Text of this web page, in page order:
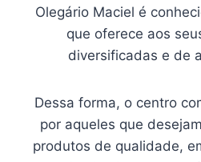
Olegário Maciel é
que oferece aos
diversificadas e de
Dessa forma, o centro
por aqueles que
produtos de qualidade,